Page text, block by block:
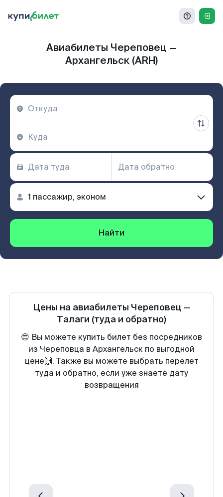
Авиабилеты Череповец —
Архангельск (ARH)
Найти
Цены на авиабилеты Череповец —
Талаги (туда и обратно)
😍 Вы можете купить билет без посредников
из Череповца в Архангельск по выгодной
цене🙌. Также вы можете выбрать перелет
туда и обратно, если уже знаете дату
возвращения